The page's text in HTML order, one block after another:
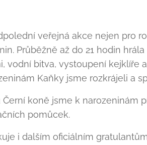
veřejná akce nejen pro
Průběžně až do 21 hodin
vodní bitva, vystoupení kejklíře
Kaňky jsme rozkrájeli a
Černí koně jsme k narozeninám
pomůcek.
i dalším oficiálním